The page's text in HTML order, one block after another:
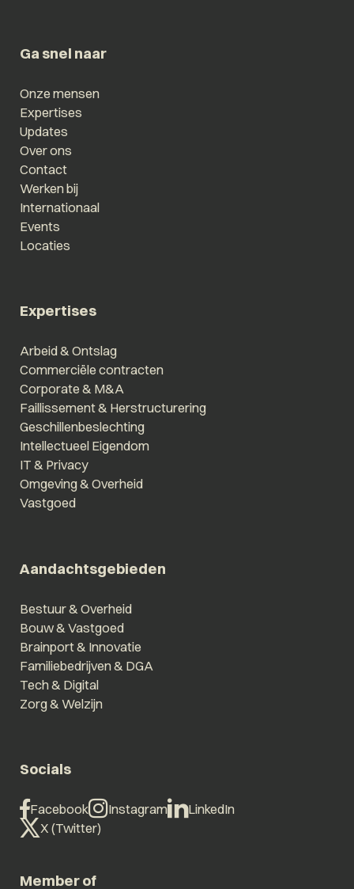
Ga snel naar
Onze mensen
Expertises
Updates
Over ons
Contact
Werken bij
Internationaal
Events
Locaties
Expertises
Arbeid & Ontslag
Commerciële contracten
Corporate & M&A
Faillissement & Herstructurering
Geschillenbeslechting
Intellectueel Eigendom
IT & Privacy
Omgeving & Overheid
Vastgoed
Aandachtsgebieden
Bestuur & Overheid
Bouw & Vastgoed
Brainport & Innovatie
Familiebedrijven & DGA
Tech & Digital
Zorg & Welzijn
Socials
Facebook Instagram
LinkedIn
X (Twitter)
Member of